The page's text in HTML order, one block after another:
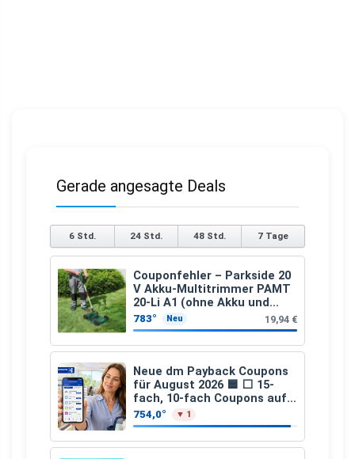
Gerade angesagte Deals
6 Std. 24 Std. 48 Std. 7 Tage
Couponfehler – Parkside 20
V Akku-Multitrimmer PAMT
20-Li A1 (ohne Akku und
Ladegerät)
783° Neu 19,94 €
Neue dm Payback Coupons
für August 2026 🟦 ⬜ 15-
fach, 10-fach Coupons auf
den gesamten Einkauf ab 2
€
754,0° ▼ 1